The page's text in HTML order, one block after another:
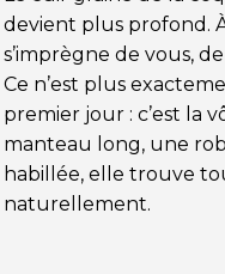
devient plus profond.
s’imprègne de vous,
Ce n’est plus
premier jour : c’est la
manteau long, une
habillée, elle trouve
naturellement.